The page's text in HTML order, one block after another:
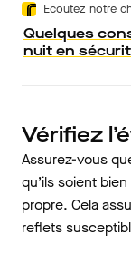
Ecoutez notre
Quelques
nuit en
Vérifiez
Assurez-vous
qu’ils soient
propre. Cela
reflets